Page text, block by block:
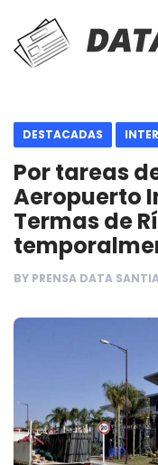
DESTACADAS
Por tareas
Aeropuerto
Termas de
BY PRENSA DATA